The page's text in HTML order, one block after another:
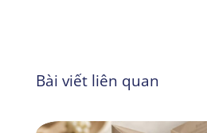
Bài viết liên quan